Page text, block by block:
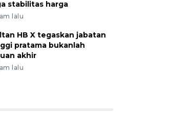
stabilitas harga
lalu
HB X tegaskan jabatan
pratama bukanlah
akhir
lalu